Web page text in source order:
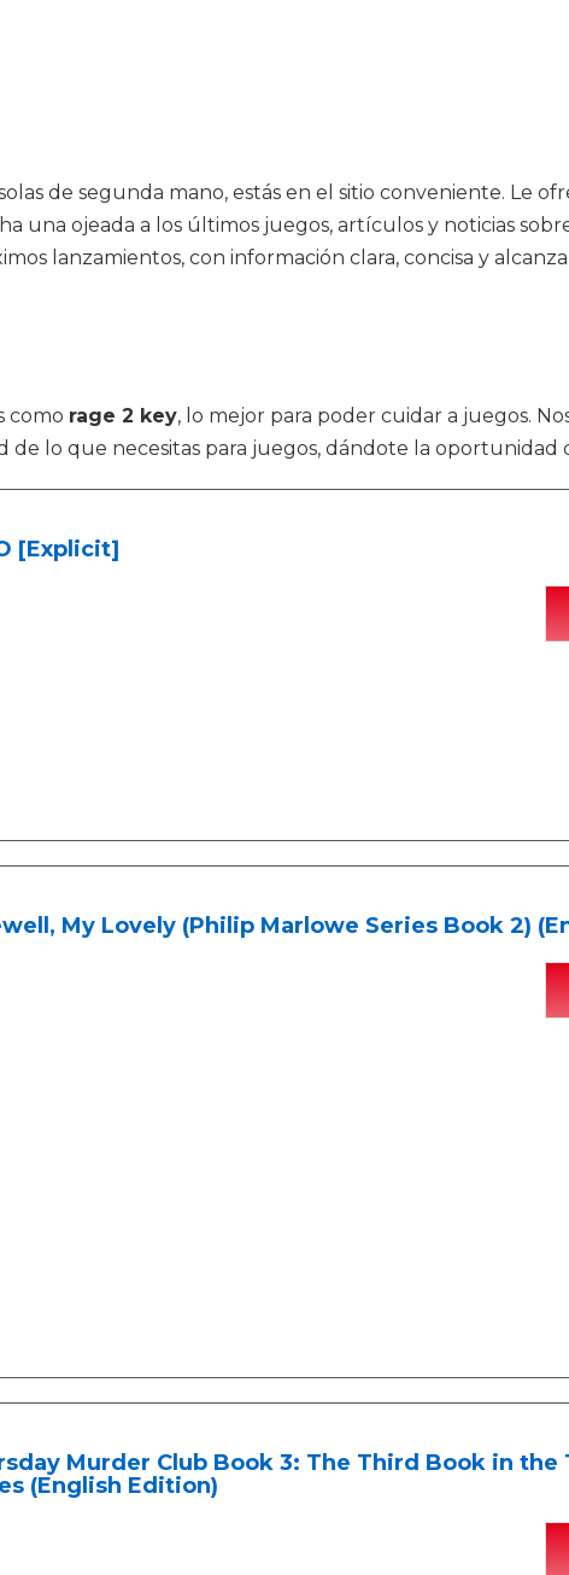
de segunda mano, estás en el sitio conveniente. Le
una ojeada a los últimos juegos, artículos y noticias
lanzamientos, con información clara, concisa y
como rage 2 key, lo mejor para poder cuidar a juegos.
lo que necesitas para juegos, dándote la oportunidad
[Explicit]
My Lovely (Philip Marlowe Series Book 2)
Murder Club Book 3: The Third Book in
(English Edition)